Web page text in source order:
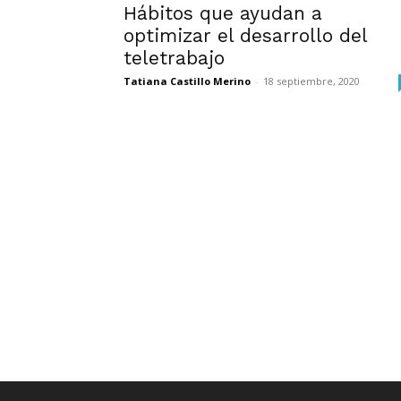
Hábitos que ayudan a
optimizar el desarrollo del
teletrabajo
Tatiana Castillo Merino - 18 septiembre, 2020